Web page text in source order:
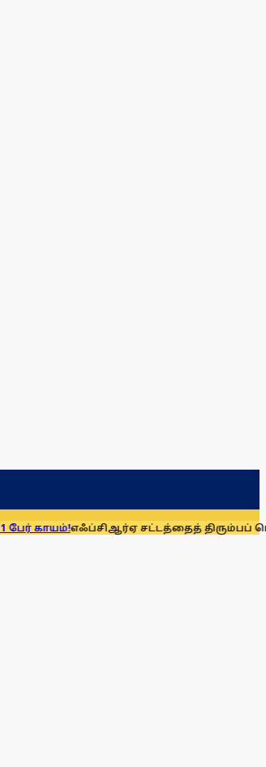
எஃப்சிஆர்ஏ சட்டத்தைத் திரும்பப் பெறுக: மு.க.